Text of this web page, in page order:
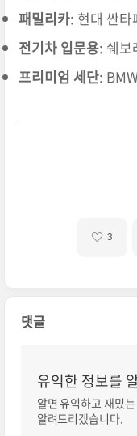
패밀리카: 현대 싼
전기차 입문용: 쉐보
프리미엄 세단:
3
댓글
유익한 정보를
알면 유익하고 재밌
알려드리겠습니다.